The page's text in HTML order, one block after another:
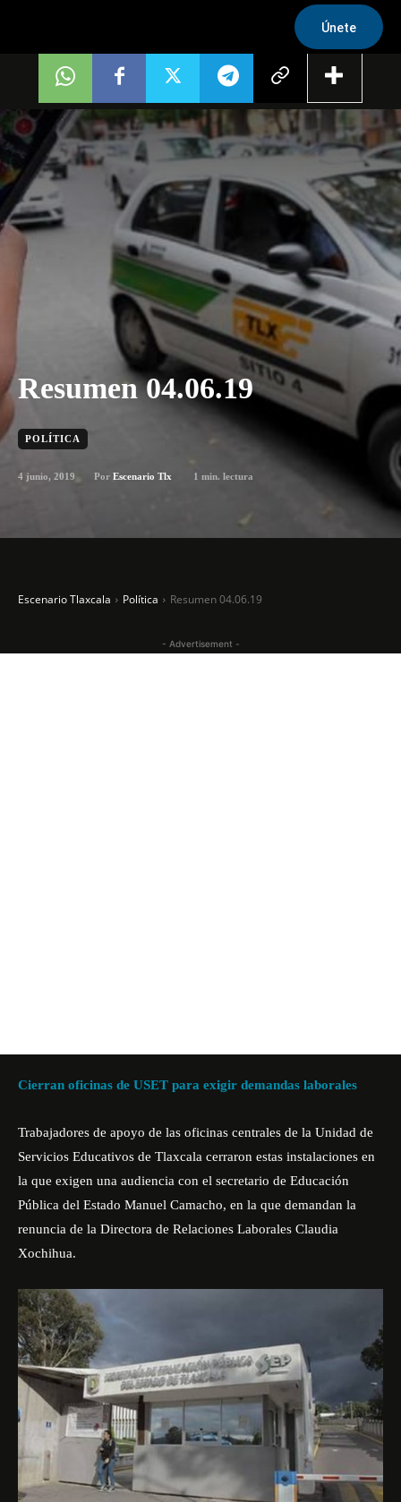
Únete
Resumen 04.06.19
POLÍTICA
4 junio, 2019 Por Escenario Tlx 1 min. lectura
Escenario Tlaxcala Política Resumen 04.06.19
- Advertisement -
Cierran oficinas de USET para exigir demandas laborales
Trabajadores de apoyo de las oficinas centrales de la Unidad de
Servicios Educativos de Tlaxcala cerraron estas instalaciones en
la que exigen una audiencia con el secretario de Educación
Pública del Estado Manuel Camacho, en la que demandan la
renuncia de la Directora de Relaciones Laborales Claudia
Xochihua.